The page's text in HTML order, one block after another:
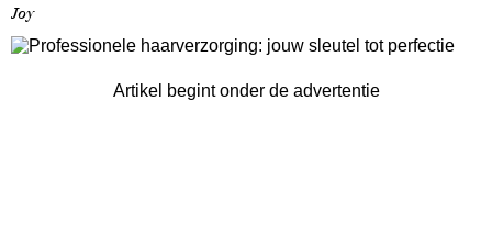
Joy
Artikel begint onder de advertentie